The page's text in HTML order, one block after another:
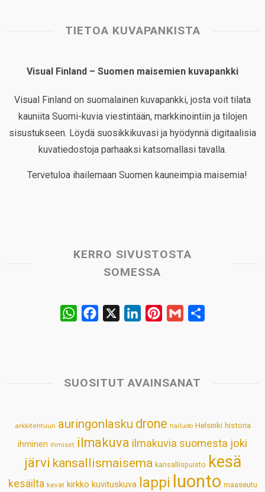
TIETOA KUVAPANKISTA
Visual Finland – Suomen maisemien kuvapankki
Visual Finland on suomalainen kuvapankki, josta voit tilata
kauniita Suomi-kuvia viestintään, markkinointiin ja tilojen
sisustukseen. Löydä suosikkikuvasi ja hyödynnä digitaalisia
kuvatiedostoja parhaaksi katsomallasi tavalla.
Tervetuloa ihailemaan Suomen kauneimpia maisemia!
KERRO SIVUSTOSTA
SOMESSA
W
s
p
b
k
e
n
e
s
t
l
SUOSITUT AVAINSANAT
arkkitehtuuri auringonlasku drone hailuoto Helsinki historia
ihminen ihmiset ilmakuva ilmakuvia suomesta joki
järvi kansallismaisema kansallispuisto kesä
kesäilta kevät kirkko kuvituskuva lappi luonto maaseutu